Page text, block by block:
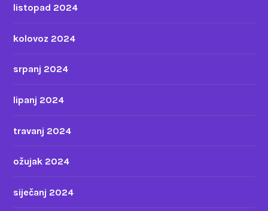
listopad 2024
kolovoz 2024
srpanj 2024
lipanj 2024
travanj 2024
ožujak 2024
siječanj 2024